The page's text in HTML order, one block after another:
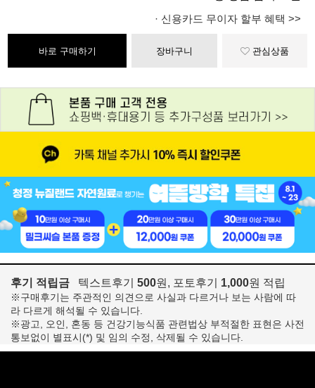
· 신용카드 무이자 할부 혜택 >>
바로 구매하기 장바구니 관심상품
후기 적립금 텍스트후기 500원, 포토후기 1,000원 적립
※구매후기는 주관적인 의견으로 사실과 다르거나 보는 사람에 따
라 다르게 해석될 수 있습니다.
※광고, 오인, 혼동 등 건강기능식품 관련법상 부적절한 표현은 사전
통보없이 별표시(*) 및 임의 수정, 삭제될 수 있습니다.